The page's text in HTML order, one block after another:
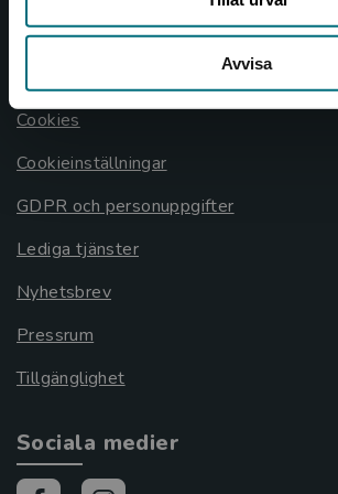
Avvisa
Allmänna länkar
Cookies
Cookieinställningar
GDPR och personuppgifter
Lediga tjänster
Nyhetsbrev
Pressrum
Tillgänglighet
Sociala medier